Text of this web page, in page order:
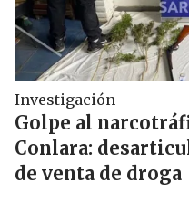
Investigación
Golpe al
Conlara:
de venta de droga